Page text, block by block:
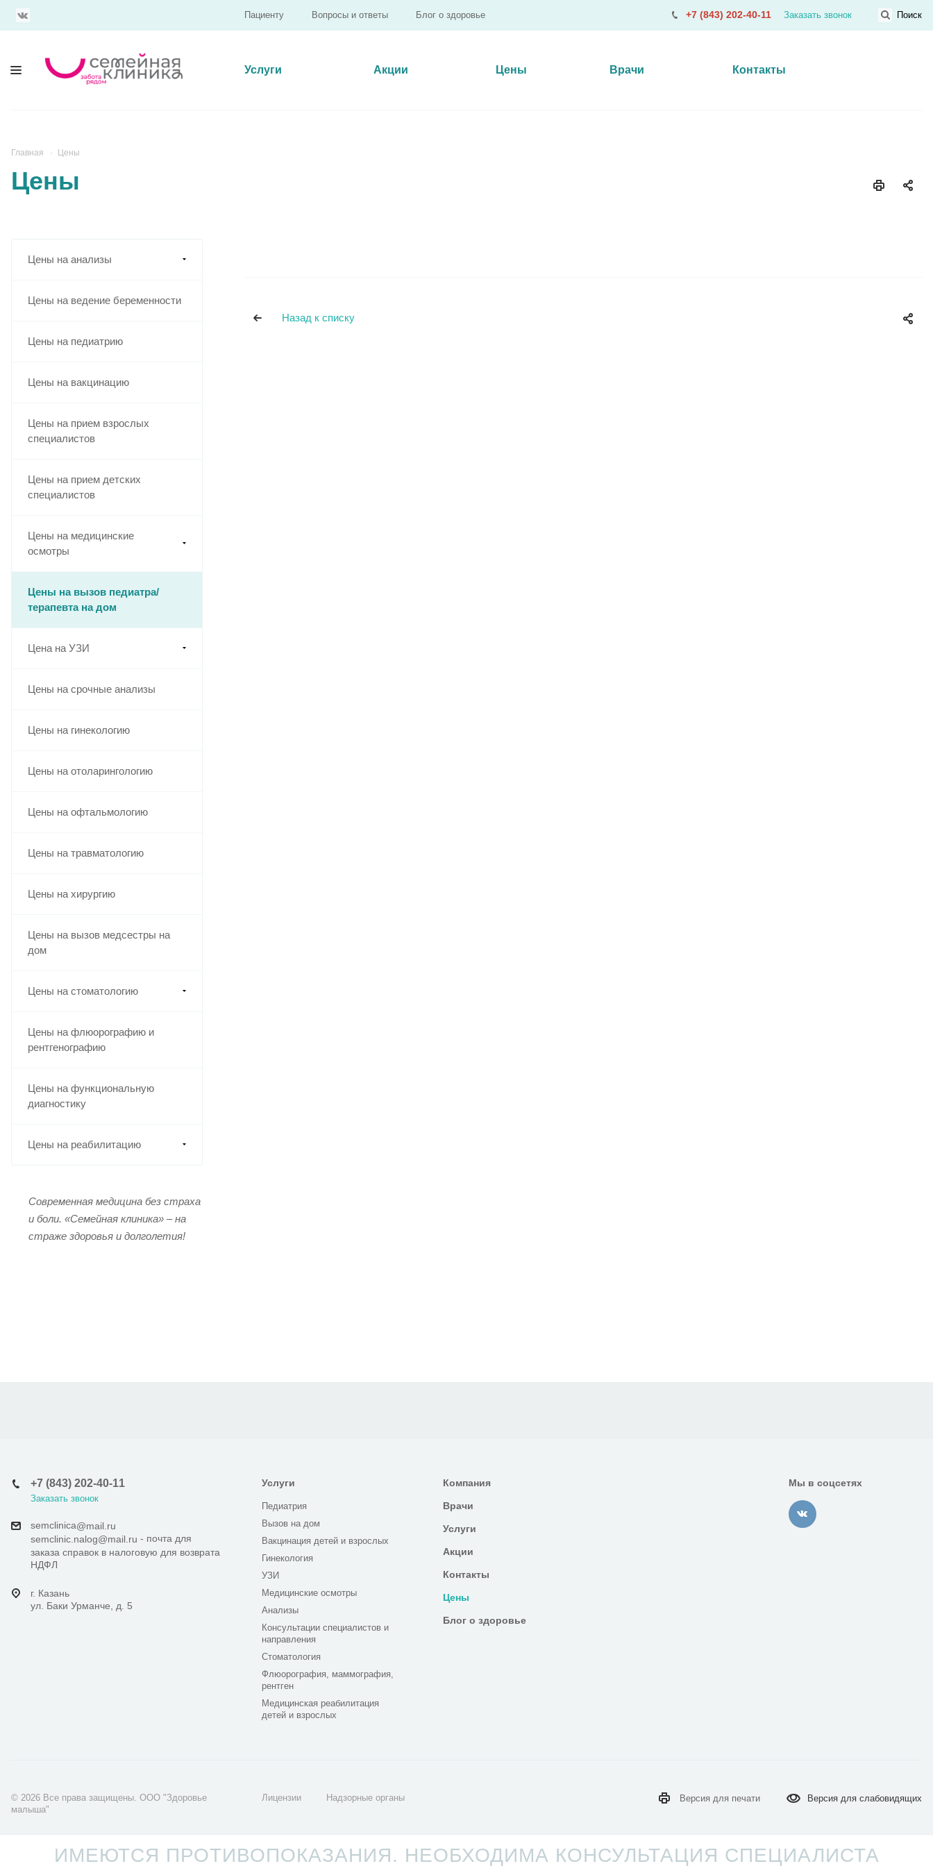
Поиск
Пациенту Вопросы и ответы Блог о здоровье +7 (843) 202-40-11 Заказать звонок
Услуги Акции Цены Врачи Контакты
Главная Цены
Цены
Цены на анализы
Цены на ведение беременности
Цены на педиатрию
Цены на вакцинацию
Цены на прием взрослых
специалистов
Цены на прием детских
специалистов
Цены на медицинские
осмотры
Цены на вызов педиатра/
терапевта на дом
Цена на УЗИ
Цены на срочные анализы
Цены на гинекологию
Цены на отоларингологию
Цены на офтальмологию
Цены на травматологию
Цены на хирургию
Цены на вызов медсестры на
дом
Цены на стоматологию
Цены на флюорографию и
рентгенографию
Цены на функциональную
диагностику
Цены на реабилитацию
Современная медицина без страха
и боли. «Семейная клиника» – на
страже здоровья и долголетия!
Назад к списку
+7 (843) 202-40-11
Заказать звонок
semclinica@mail.ru
semclinic.nalog@mail.ru - почта для
заказа справок в налоговую для возврата
НДФЛ
г. Казань
ул. Баки Урманче, д. 5
Услуги
Педиатрия
Вызов на дом
Вакцинация детей и взрослых
Гинекология
УЗИ
Медицинские осмотры
Анализы
Консультации специалистов и
направления
Стоматология
Флюорография, маммография,
рентген
Медицинская реабилитация
детей и взрослых
Компания
Врачи
Услуги
Акции
Контакты
Цены
Блог о здоровье
Мы в соцсетях
© 2026 Все права защищены. ООО "Здоровье
малыша"
Версия для слабовидящих
Версия для печати
Лицензии Надзорные органы
ИМЕЮТСЯ ПРОТИВОПОКАЗАНИЯ. НЕОБХОДИМА КОНСУЛЬТАЦИЯ СПЕЦИАЛИСТА